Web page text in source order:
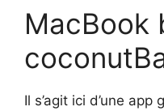
MacBook
Il s’agit ici d’une